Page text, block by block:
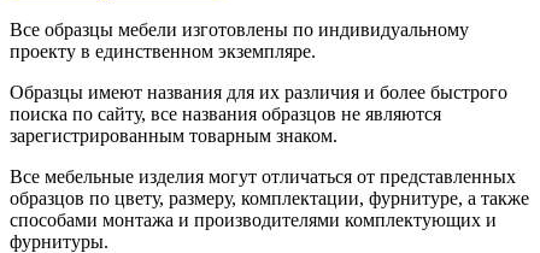
Все образцы мебели изготовлены по индивидуальному
проекту в единственном экземпляре.
Образцы имеют названия для их различия и более быстрого
поиска по сайту, все названия образцов не являются
зарегистрированным товарным знаком.
Все мебельные изделия могут отличаться от представленных
образцов по цвету, размеру, комплектации, фурнитуре, а также
способами монтажа и производителями комплектующих и
фурнитуры.